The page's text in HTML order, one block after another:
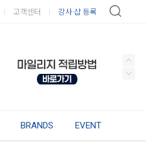
고객센터 강사·샵 등록
BRANDS EVENT